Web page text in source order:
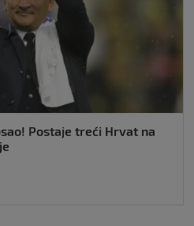
Postaje treći Hrvat na